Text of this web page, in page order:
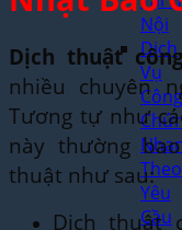
Nội
Dịch
Vụ
Công
Theo
Yêu
Cầu
Dịch thuật
nhiều chuyên
Tương tự như
này thường
thuật như sau:
Dịch thuật